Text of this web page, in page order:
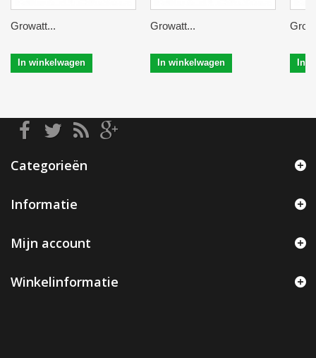
Growatt...
In winkelwagen
Growatt...
In winkelwagen In
Categorieën
Informatie
Mijn account
Winkelinformatie